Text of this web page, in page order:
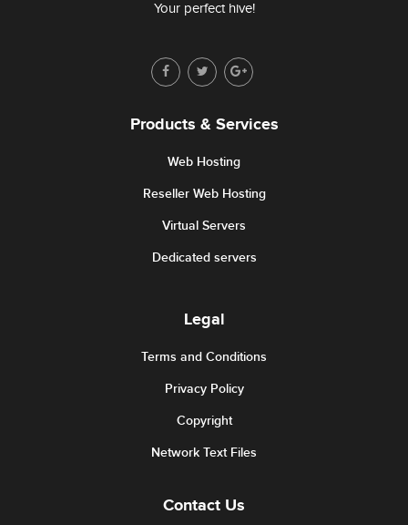
Your perfect hive!
Products & Services
Web Hosting
Reseller Web Hosting
Virtual Servers
Dedicated servers
Legal
Terms and Conditions
Privacy Policy
Copyright
Network Text Files
Contact Us